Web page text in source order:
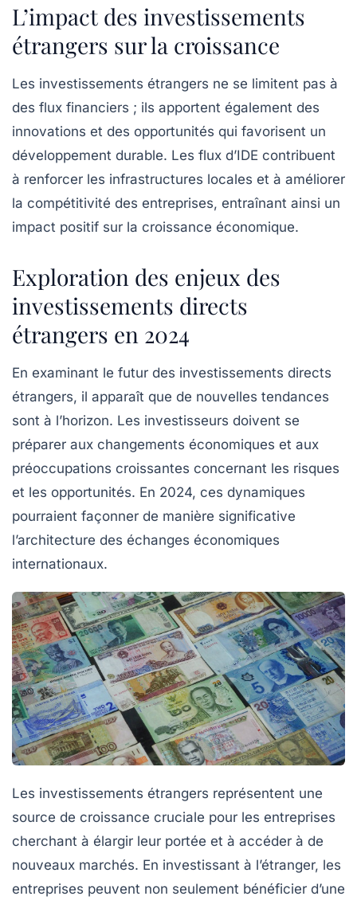
L’impact des investissements
étrangers sur la croissance
Les investissements étrangers ne se limitent pas à
des flux financiers ; ils apportent également des
innovations et des opportunités qui favorisent un
développement durable. Les flux d’IDE contribuent
à renforcer les infrastructures locales et à améliorer
la compétitivité des entreprises, entraînant ainsi un
impact positif sur la croissance économique.
Exploration des enjeux des
investissements directs
étrangers en 2024
En examinant le futur des investissements directs
étrangers, il apparaît que de nouvelles tendances
sont à l’horizon. Les investisseurs doivent se
préparer aux changements économiques et aux
préoccupations croissantes concernant les risques
et les opportunités. En 2024, ces dynamiques
pourraient façonner de manière significative
l’architecture des échanges économiques
internationaux.
Les investissements étrangers représentent une
source de croissance cruciale pour les entreprises
cherchant à élargir leur portée et à accéder à de
nouveaux marchés. En investissant à l’étranger, les
entreprises peuvent non seulement bénéficier d’une